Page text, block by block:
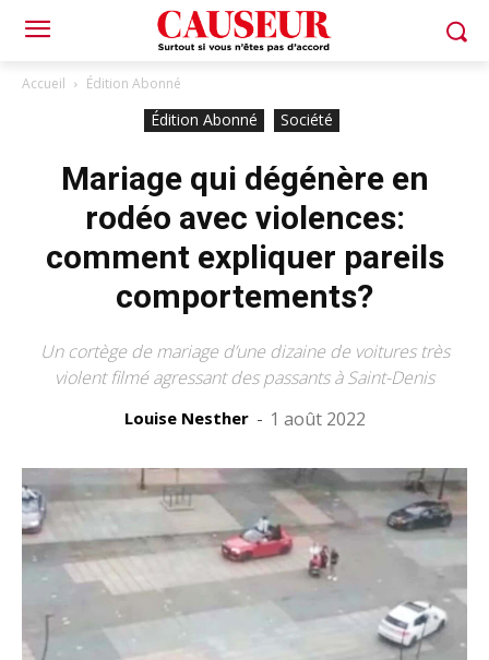
Accueil Édition Abonné
Édition Abonné Société
Mariage qui dégénère en
rodéo avec violences:
comment expliquer pareils
comportements?
Un cortège de mariage d’une dizaine de voitures très
violent filmé agressant des passants à Saint-Denis
Louise Nesther - 1 août 2022